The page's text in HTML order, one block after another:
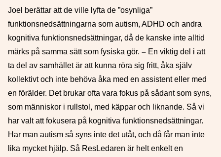
Joel berättar att de ville lyfta de ”osynliga”
funktionsnedsättningarna som autism, ADHD och andra
kognitiva funktionsnedsättningar, då de kanske inte alltid
märks på samma sätt som fysiska gör. – En viktig del i att
ta del av samhället är att kunna röra sig fritt, åka själv
kollektivt och inte behöva åka med en assistent eller med
en förälder. Det brukar ofta vara fokus på sådant som syns,
som människor i rullstol, med käppar och liknande. Så vi
har valt att fokusera på kognitiva funktionsnedsättningar.
Har man autism så syns inte det utåt, och då får man inte
lika mycket hjälp. Så ResLedaren är helt enkelt en